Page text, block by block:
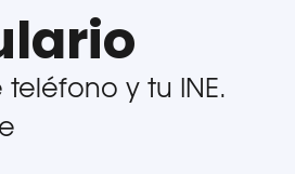
y tu INE.